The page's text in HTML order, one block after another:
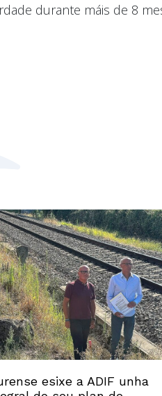
durante máis de 8
esixe a ADIF unha